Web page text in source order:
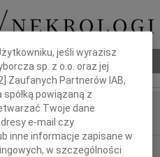
jeśli wyrazisz
sp. z o.o. oraz jej
] Zaufanych Partnerów IAB,
spółką powiązaną z
Twoje dane
e-mail czy
inne informacje zapisane w
w szczególności